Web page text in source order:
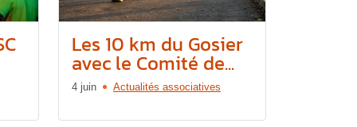
Les 10 km du Gosier
avec le Comité de...
4 juin Actualités associatives